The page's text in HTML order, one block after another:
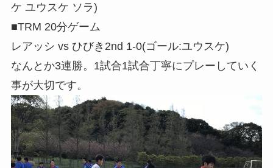
ケ ユウスケ ソラ)
■TRM 20分ゲーム
レアッシ vs ひびき2nd 1-0(ゴール:ユウスケ)
なんとか3連勝。1試合1試合丁寧にプレーしていく
事が大切です。